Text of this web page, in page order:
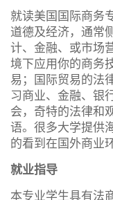
就读美国国际商务
道德及经济，通常
计、金融、或市场
境下应用你的商务
易；国际贸易的法
习商业、金融、银
会，奇特的法律和
语。很多大学提供
的看到在国外商业
就业指导
本专业学生具有法